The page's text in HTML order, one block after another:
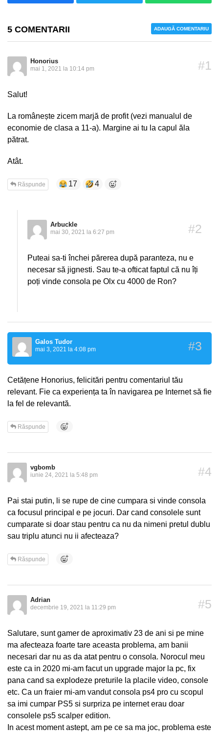
5 COMENTARII ADAUGĂ COMENTARIU
#1
Honorius
mai 1, 2021 la 10:14 pm
Salut!
La românește zicem marjă de profit (vezi manualul de
economie de clasa a 11-a). Margine ai tu la capul ăla
pătrat.
Atât.
17 4
Răspunde
#2
Arbuckle
mai 30, 2021 la 6:27 pm
Puteai sa-ti închei părerea după paranteza, nu e
necesar să jignesti. Sau te-a ofticat faptul că nu îți
poți vinde consola pe Olx cu 4000 de Ron?
#3
Galos Tudor
mai 3, 2021 la 4:08 pm
Cetățene Honorius, felicitări pentru comentariul tău
relevant. Fie ca experiența ta în navigarea pe Internet să fie
la fel de relevantă.
Răspunde
#4
vgbomb
iunie 24, 2021 la 5:48 pm
Pai stai putin, li se rupe de cine cumpara si vinde consola
ca focusul principal e pe jocuri. Dar cand consolele sunt
cumparate si doar stau pentru ca nu da nimeni pretul dublu
sau triplu atunci nu ii afecteaza?
Răspunde
#5
Adrian
decembrie 19, 2021 la 11:29 pm
Salutare, sunt gamer de aproximativ 23 de ani si pe mine
ma afecteaza foarte tare aceasta problema, am banii
necesari dar nu as da atat pentru o consola. Norocul meu
este ca in 2020 mi-am facut un upgrade major la pc, fix
pana cand sa explodeze preturile la placile video, console
etc. Ca un fraier mi-am vandut consola ps4 pro cu scopul
sa imi cumpar PS5 si surpriza pe internet erau doar
consolele ps5 scalper edition.
In acest moment astept, am pe ce sa ma joc, problema este